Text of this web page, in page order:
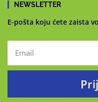
NEWSLETTER
E-pošta koju ćete zaista